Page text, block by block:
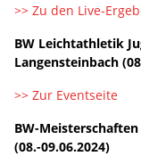
>> Zu den Live-
BW Leichtathletik
Langensteinbach
>> Zur Eventseite
BW-
(08.-09.06.2024)